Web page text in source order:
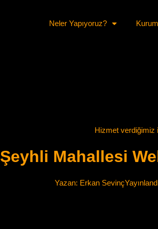
Neler Yapıyoruz?
Hizmet verdiğimiz
Şeyhli Mahallesi
Yazan: Erkan Sevinç